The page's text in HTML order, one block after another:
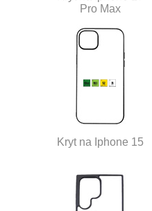
Pro Max
Kryt na Iphone 15